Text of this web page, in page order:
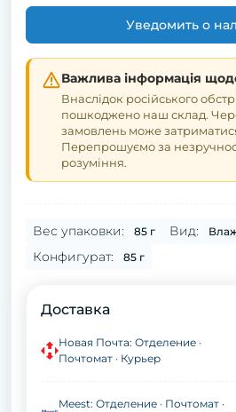
Уведомить о
Важлива інформація
Внаслідок російського
пошкоджено наш склад.
замовлень може
Перепрошуємо за
розуміння.
Вес упаковки: 85 г Вид:
Конфигурат: 85 г
Доставка
Новая Почта: Отделение ·
Почтомат · Курьер
Meest: Отделение · Почтомат ·